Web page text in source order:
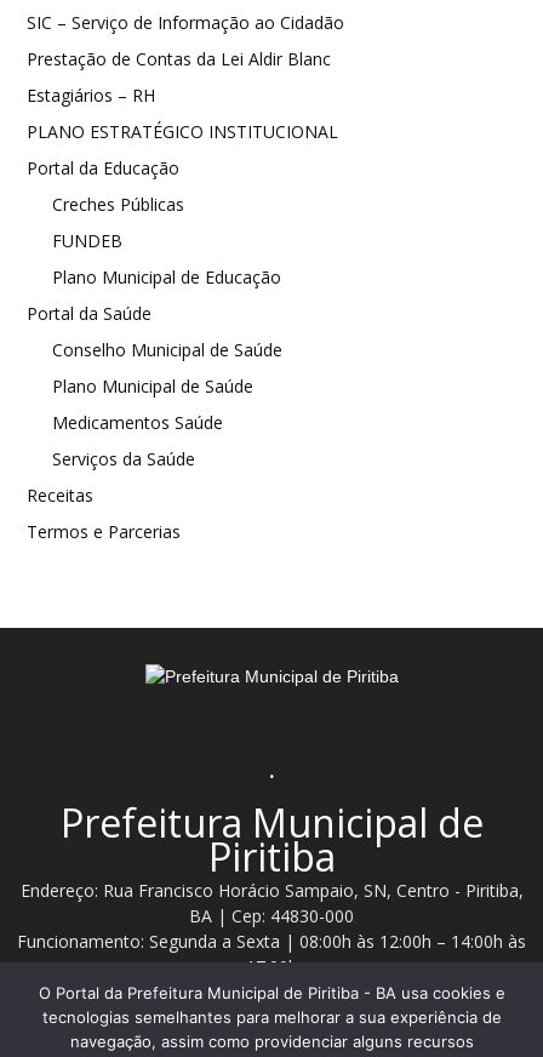
SIC – Serviço de Informação ao Cidadão
Prestação de Contas da Lei Aldir Blanc
Estagiários – RH
PLANO ESTRATÉGICO INSTITUCIONAL
Portal da Educação
Creches Públicas
FUNDEB
Plano Municipal de Educação
Portal da Saúde
Conselho Municipal de Saúde
Plano Municipal de Saúde
Medicamentos Saúde
Serviços da Saúde
Receitas
Termos e Parcerias
.
Prefeitura Municipal de
Piritiba
Endereço: Rua Francisco Horácio Sampaio, SN, Centro - Piritiba,
BA | Cep: 44830-000
Funcionamento: Segunda a Sexta | 08:00h às 12:00h – 14:00h às
17:00h
Telefone: (74) 3628 - 2111 / 3628 - 2153
O Portal da Prefeitura Municipal de Piritiba - BA usa cookies e
tecnologias semelhantes para melhorar a sua experiência de
navegação, assim como providenciar alguns recursos